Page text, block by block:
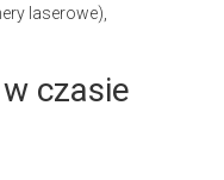
laserowe),
czasie